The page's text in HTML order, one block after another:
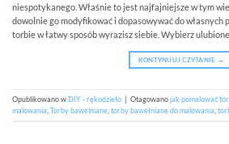
niespotykanego. Właśnie to jest najfajniejsze w tym
dowolnie go modyfikować i dopasowywać do własnych
torbie w łatwy sposób wyrazisz siebie. Wybierz
KONTYNUUJ CZYTANIE →
Opublikowano wDIY - rękodzieło | Otagowanojak pomalować
malowania Torby bawelniane torby bawełniane do malowania